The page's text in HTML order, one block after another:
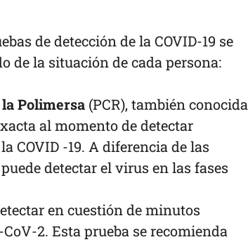
de detección de la COVID-19 se
de la situación de cada persona:
Polimersa (PCR), también conocida
al momento de detectar
COVID -19. A diferencia de las
detectar el virus en las fases
en cuestión de minutos
2. Esta prueba se recomienda